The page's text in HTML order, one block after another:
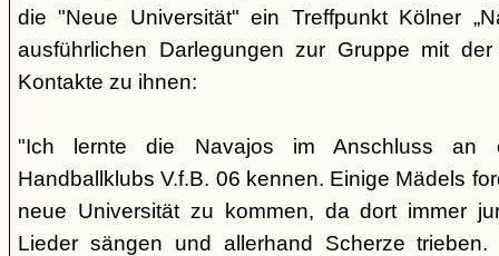
die "Neue Universität" ein Treffpunkt Kölner
ausführlichen Darlegungen zur Gruppe mit
Kontakte zu ihnen:
"Ich lernte die Navajos im Anschluss an
Handballklubs V.f.B. 06 kennen. Einige Mädels
neue Universität zu kommen, da dort immer
Lieder sängen und allerhand Scherze